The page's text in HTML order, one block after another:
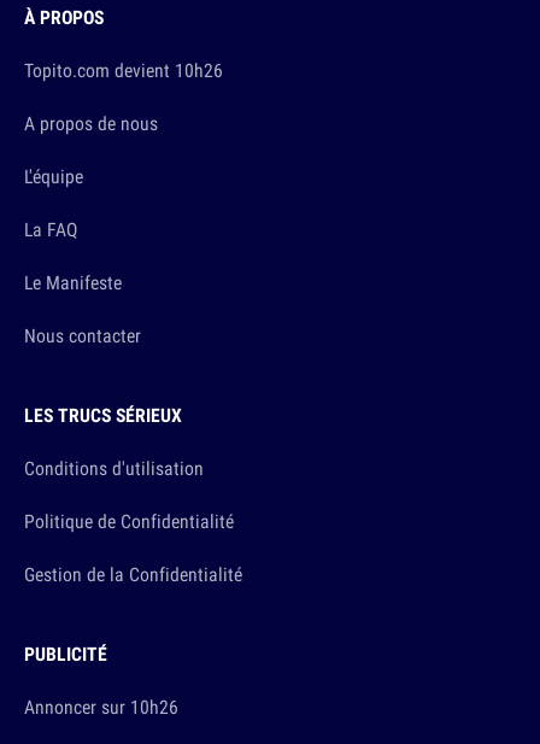
À PROPOS
Topito.com devient 10h26
A propos de nous
L'équipe
La FAQ
Le Manifeste
Nous contacter
LES TRUCS SÉRIEUX
Conditions d'utilisation
Politique de Confidentialité
Gestion de la Confidentialité
PUBLICITÉ
Annoncer sur 10h26